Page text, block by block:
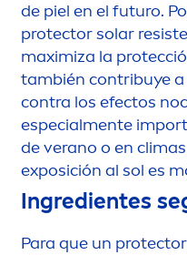
de piel en el futuro.
protector solar
maximiza la
también contribuye
contra los efectos
especialmente
de verano o en
exposición al sol es
Ingredientes
Para que un protect